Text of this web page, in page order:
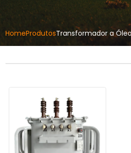
HomeProdutosTransformador a Óleo